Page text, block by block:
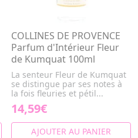
COLLINES DE PROVENCE
Parfum d'Intérieur Fleur
de Kumquat 100ml
La senteur Fleur de Kumquat
se distingue par ses notes à
la fois fleuries et pétil...
14,59€
AJOUTER AU PANIER